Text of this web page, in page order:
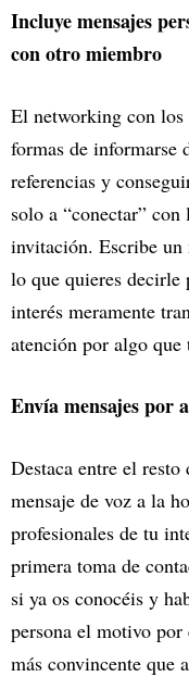
Incluye mensajes
con otro miembro
El networking con los
formas de informarse
referencias y
solo a “conectar” con
invitación. Escribe un
lo que quieres decirle
interés meramente
atención por algo que
Envía mensajes por
Destaca entre el
mensaje de voz a la
profesionales de tu
primera toma de
si ya os conocéis y
persona el motivo por
más convincente que